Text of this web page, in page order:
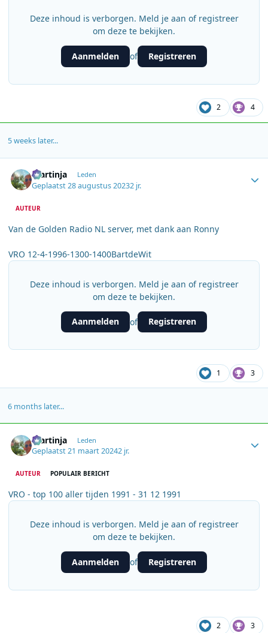
Deze inhoud is verborgen. Meld je aan of registreer
om deze te bekijken.
Aanmelden of Registreren
2 4
5 weeks later...
martinja Leden
Geplaatst28 augustus 20232 jr.
AUTEUR
Van de Golden Radio NL server, met dank aan Ronny
VRO 12-4-1996-1300-1400BartdeWit
Deze inhoud is verborgen. Meld je aan of registreer
om deze te bekijken.
Aanmelden of Registreren
1 3
6 months later...
martinja Leden
Geplaatst21 maart 20242 jr.
AUTEUR POPULAIR BERICHT
VRO - top 100 aller tijden 1991 - 31 12 1991
Deze inhoud is verborgen. Meld je aan of registreer
om deze te bekijken.
Aanmelden of Registreren
2 3